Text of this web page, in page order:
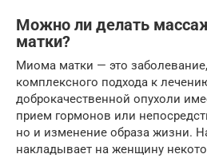
Можно ли делать
матки?
Миома матки — это
комплексного подхода к
доброкачественной опухоли
прием гормонов или
но и изменение образа жизни.
накладывает на женщину